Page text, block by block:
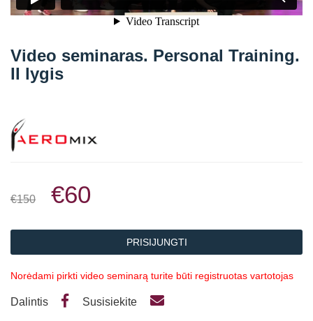
Straipsniai
Atsiliepimai
Video seminaras. Personal Training.
II lygis
€150 €60
PRISIJUNGTI
Norėdami pirkti video seminarą turite būti registruotas vartotojas
Dalintis Susisiekite